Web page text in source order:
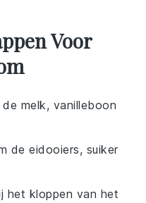
Voor
melk, vanilleboon
de eidooiers, suiker
het kloppen van het